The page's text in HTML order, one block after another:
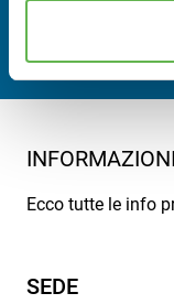
di prevenzione e
INFORMAZIONI
Ecco tutte le info
SEDE